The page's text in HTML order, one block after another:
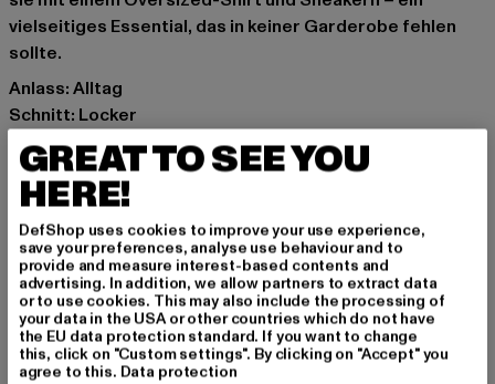
vielseitiges Essential, das in keiner Garderobe fehlen
sollte.
Anlass: Alltag
Schnitt: Locker
Marke: 2Y Studios
Kat.: Denim Shorts
Farbe: blau
Hersteller Farbe: ice blue
Materialzusammensetzung: 100% Baumwolle
Art.Nr: WJ-SS-10002-00927
Hersteller: 2Y Premium GmbH |info@2y-studios.com
Hollefeldstraße 16 | 48282 Emsdetten | DE
GREAT TO SEE YOU
HERE!
DefShop uses cookies to improve your use experience,
save your preferences, analyse use behaviour and to
provide and measure interest-based contents and
advertising. In addition, we allow partners to extract data
or to use cookies. This may also include the processing of
your data in the USA or other countries which do not have
the EU data protection standard. If you want to change
this, click on "Custom settings". By clicking on "Accept" you
agree to this. Data protection